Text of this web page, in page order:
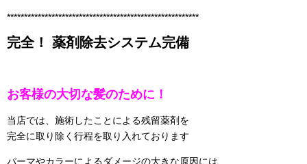
********************************************************
完全！ 薬剤除去システム完備
お客様の大切な髪のために！
当店では、施術したことによる残留薬剤を
完全に取り除く行程を取り入れております
パーマやカラーによるダメージの大きな原因には